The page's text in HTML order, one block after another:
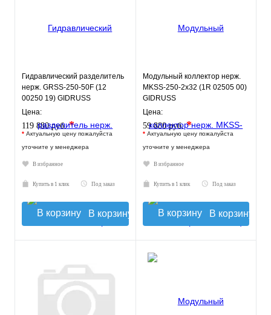
Гидравлический разделитель
нерж. GRSS-250-50F (12
00250 19) GIDRUSS
Цена:
119 880 руб.*
* Актуальную цену пожалуйста
уточните у менеджера
В избранное
Купить в 1 клик Под заказ
В корзину
Модульный коллектор нерж.
MKSS-250-2x32 (1R 02505 00)
GIDRUSS
Цена:
59 880 руб.*
* Актуальную цену пожалуйста
уточните у менеджера
В избранное
Купить в 1 клик Под заказ
В корзину